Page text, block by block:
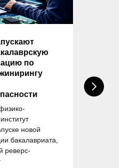
по
новой
бакалавриата,
реверс-